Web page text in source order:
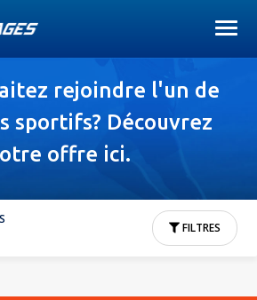
rejoindre l'un de
sportifs? Découvrez
offre ici.
FILTRES